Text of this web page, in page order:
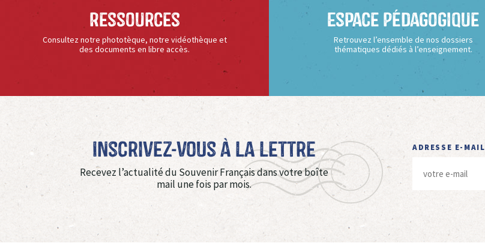
Ressources
Consultez notre phototèque, notre vidéothèque et
des documents en libre accès.
Espace Pédagogique
Retrouvez l’ensemble de nos dossiers
thématiques dédiés à l’enseignement.
Inscrivez-vous à La Lettre
Recevez l’actualité du Souvenir Français dans votre boîte
mail une fois par mois.
ADRESSE E-MAIL